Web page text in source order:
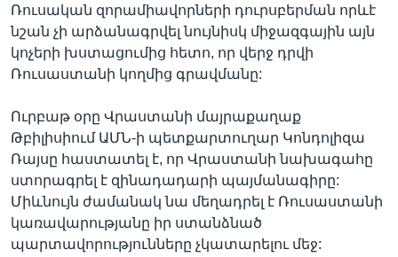
Ռուսական զորամիավորների դուրսբերման որևէ
նշան չի արձանագրվել նույնիսկ միջազգային այն
կոչերի խստացումից հետո, որ վերջ դրվի
Ռուսաստանի կողմից գրավմանը:
Ուրբաթ օրը Վրաստանի մայրաքաղաք
Թբիլիսիում ԱՄՆ-ի պետքարտուղար Կոնդոլիզա
Ռայսը հաստատել է, որ Վրաստանի նախագահը
ստորագրել է զինադադարի պայմանագիրը:
Միևնույն ժամանակ նա մեղադրել է Ռուսաստանի
կառավարությանը իր ստանձնած
պարտավորությունները չկատարելու մեջ: